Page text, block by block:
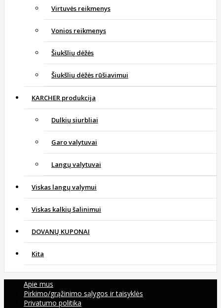
Virtuvės reikmenys
Vonios reikmenys
Šiukšlių dėžės
Šiukšlių dėžės rūšiavimui
KARCHER produkcija
Dulkių siurbliai
Garo valytuvai
Langų valytuvai
Viskas langų valymui
Viskas kalkių šalinimui
DOVANŲ KUPONAI
Kita
Apie mus
Pirkimo/grąžinimo sąlygos ir taisyklės
Privatumo politika